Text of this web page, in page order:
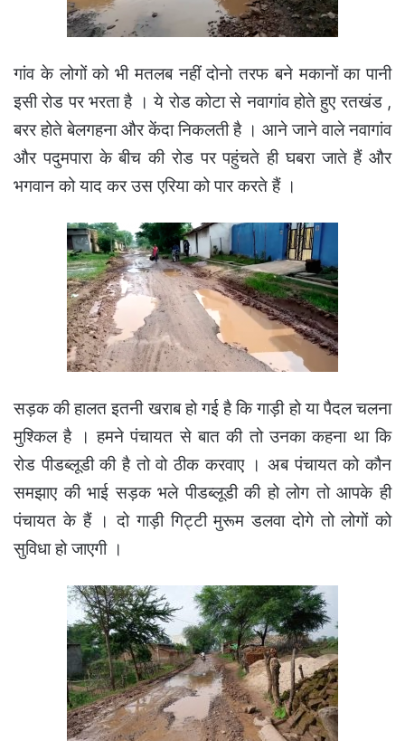
गांव के लोगों को भी मतलब नहीं दोनो तरफ बने मकानों का पानी
इसी रोड पर भरता है । ये रोड कोटा से नवागांव होते हुए रतखंड ,
बरर होते बेलगहना और केंदा निकलती है । आने जाने वाले नवागांव
और पदुमपारा के बीच की रोड पर पहुंचते ही घबरा जाते हैं और
भगवान को याद कर उस एरिया को पार करते हैं ।
सड़क की हालत इतनी खराब हो गई है कि गाड़ी हो या पैदल चलना
मुश्किल है । हमने पंचायत से बात की तो उनका कहना था कि
रोड पीडब्लूडी की है तो वो ठीक करवाए । अब पंचायत को कौन
समझाए की भाई सड़क भले पीडब्लूडी की हो लोग तो आपके ही
पंचायत के हैं । दो गाड़ी गिट्टी मुरूम डलवा दोगे तो लोगों को
सुविधा हो जाएगी ।